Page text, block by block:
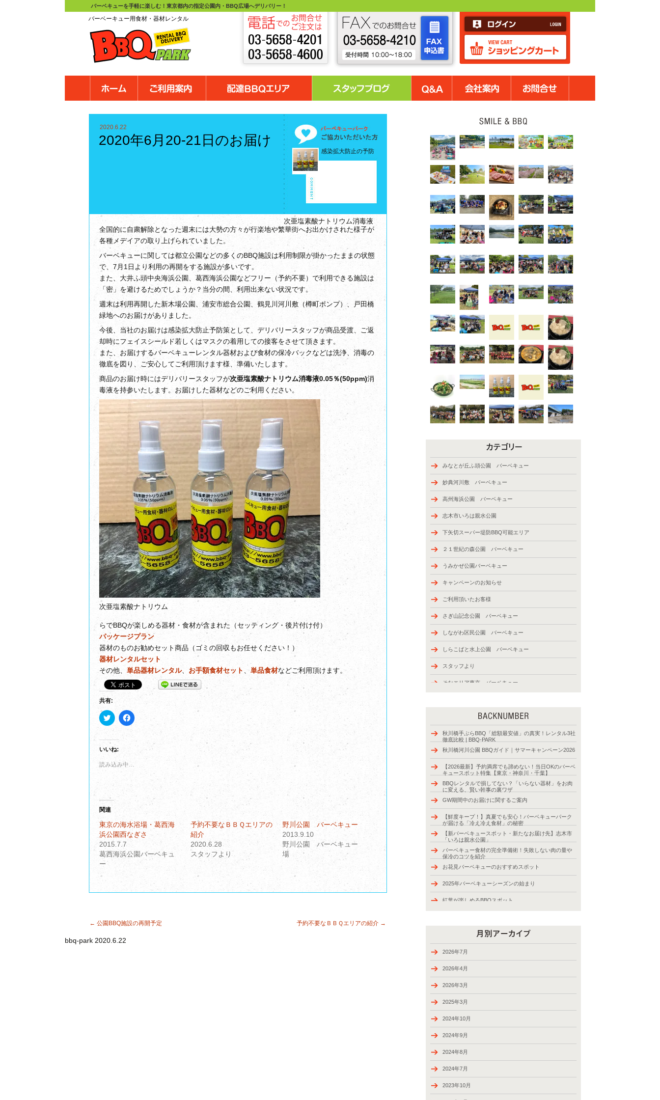
バーベキューを手軽に楽しむ！東京都内の指定公園内・BBQ広場へデリバリー！
バーベーキュー用食材・器材レンタル
2020.6.22
2020年6月20-21日のお届け
感染拡大防止の予防
次亜塩素酸ナトリウム消毒液
全国的に自粛解除となった週末には大勢の方々が行楽地や繁華街へお出かけされた様子が
各種メデイアの取り上げられていました。
バーベキューに関しては都立公園などの多くのBBQ施設は利用制限が掛かったままの状態
で、7月1日より利用の再開をする施設が多いです。
また、大井ふ頭中央海浜公園、葛西海浜公園などフリー（予約不要）で利用できる施設は
「密」を避けるためでしょうか？当分の間、利用出来ない状況です。
週末は利用再開した新木場公園、浦安市総合公園、鶴見川河川敷（樽町ポンプ）、戸田橋
緑地へのお届けがありました。
今後、当社のお届けは感染拡大防止予防策として、デリバリースタッフが商品受渡、ご返
却時にフェイスシールド若しくはマスクの着用しての接客をさせて頂きます。
また、お届けするバーベキューレンタル器材および食材の保冷バックなどは洗浄、消毒の
徹底を図り、ご安心してご利用頂けます様、準備いたします。
商品のお届け時にはデリバリースタッフが次亜塩素酸ナトリウム消毒液0.05％(50ppm)消
毒液を持参いたします。お届けした器材などのご利用ください。
次亜塩素酸ナトリウム
らでBBQが楽しめる器材・食材が含まれた（セッティング・後片付け付）
パッケージプラン
器材のものお勧めセット商品（ゴミの回収もお任せください！）
器材レンタルセット
その他、 単品器材レンタル、 お手額食材セット 単品食材などご利用頂けます。
共有:
ク
リ
ッ
し
て
T
w
i
e
で
新
し
い
ウ
ィ
ン
ま
F
a
で
に
ッ
ク
し
く
だ
い
ド
ウ
いいね:
読み込み中…
関連
東京の海水浴場・葛西海
浜公園西なぎさ
2015.7.7
葛西海浜公園バーベキュ
ー
予約不要なＢＢＱエリアの
紹介
2020.6.28
スタッフより
野川公園 バーベキュー
2013.9.10
野川公園 バーベキュー
場
← 公園BBQ施設の再開予定 予約不要なＢＢＱエリアの紹介 →
bbq-park 2020.6.22
みなとが丘ふ頭公園 バーベキュー
妙典河川敷 バーベキュー
高州海浜公園 バーベキュー
志木市いろは親水公園
下矢切スーパー堤防BBQ可能エリア
２１世紀の森公園 バーベキュー
うみかぜ公園バーベキュー
キャンペーンのお知らせ
ご利用頂いたお客様
さぎ山記念公園 バーベキュー
しながわ区民公園 バーベキュー
しらこばと水上公園 バーベキュー
スタッフより
そなエリア東京 バーベキュー
バーベキュー レンタル器材
バーベキュー 食材
バーベキューバスパック
バーベキュー便利ツール
バーベキュー食材
バックヤード
みさと公園 バーベキュー
みなとが丘公園 バーベキュー
丸子橋バーベキュー
京浜島つばさ公園バーベキュー
光が丘公園バーベキュー
公園案内
和田堀公園 バーベキュー
城南島バーベキュー
多摩川緑地バーベキュー
夢の島公園バーベキュー
大井ふ頭中央海浜公園バーベキュー
大島小松川公園 バーベキュー
大泉さくら運動公園 バーベキュー
妙典河川敷バーベキュー
宅配食材
富士公園 バーベキュー
秋川橋手ぶらBBQ「総額最安値」の真実！レンタル3社
徹底比較 | BBQ-PARK
秋川橋河川公園 BBQガイド｜サマーキャンペーン2026
【2026最新】予約満席でも諦めない！当日OKのバーベ
キュースポット特集【東京・神奈川・千葉】
BBQレンタルで損してない？「いらない器材」をお肉
に変える、賢い幹事の裏ワザ
GW期間中のお届けに関するご案内
【鮮度キープ！】真夏でも安心！バーベキューパーク
が届ける「冷え冷え食材」の秘密
【新バーベキュースポット・新たなお届け先】志木市
「いろは親水公園」
バーベキュー食材の完全準備術！失敗しない肉の量や
保冷のコツを紹介
お花見バーベキューのおすすめスポット
2025年バーベキューシーズンの始まり
紅葉が楽しめるBBQスポット
パッケージプラン・ローストダッチをラインアップ
2024年9月7-8日のお届け、BBQバスパック
2024年8月24-31日のお届け
夏休み期間（お盆）中にご利用頂きましたお客様の様
ご利用頂きましたお客様、2024年春―夏
キャンペーン・2024（秋川渓谷）実施中！
2023年夏にご利用頂きましたお客様
2023年7月2-17日のお届け
2023年6月24日―7月2日のお届け
2023年6月17-18日のお届け
2026年7月
2026年4月
2026年3月
2025年3月
2024年10月
2024年9月
2024年8月
2024年7月
2023年10月